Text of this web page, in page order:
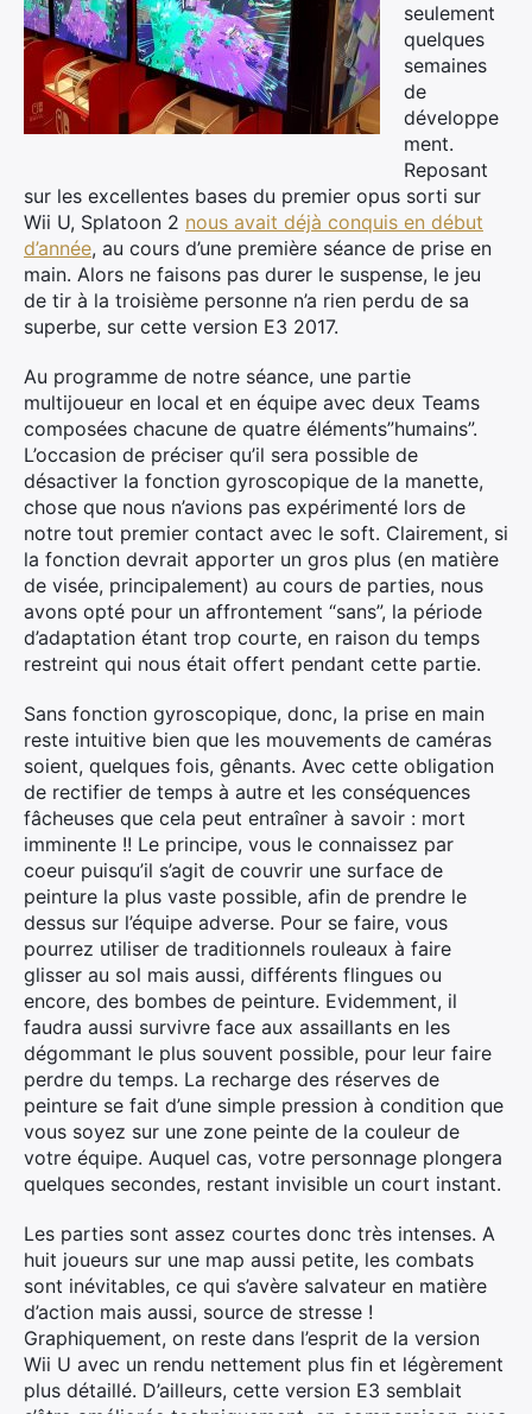
seulement
quelques
semaines
de
développe
ment.
Reposant
sur les excellentes bases du premier opus sorti sur
Wii U, Splatoon 2 nous avait déjà conquis en début
d’année, au cours d’une première séance de prise en
main. Alors ne faisons pas durer le suspense, le jeu
de tir à la troisième personne n’a rien perdu de sa
superbe, sur cette version E3 2017.
Au programme de notre séance, une partie
multijoueur en local et en équipe avec deux Teams
composées chacune de quatre éléments”humains”.
L’occasion de préciser qu’il sera possible de
désactiver la fonction gyroscopique de la manette,
chose que nous n’avions pas expérimenté lors de
notre tout premier contact avec le soft. Clairement, si
la fonction devrait apporter un gros plus (en matière
de visée, principalement) au cours de parties, nous
avons opté pour un affrontement “sans”, la période
d’adaptation étant trop courte, en raison du temps
restreint qui nous était offert pendant cette partie.
Sans fonction gyroscopique, donc, la prise en main
reste intuitive bien que les mouvements de caméras
soient, quelques fois, gênants. Avec cette obligation
de rectifier de temps à autre et les conséquences
fâcheuses que cela peut entraîner à savoir : mort
imminente !! Le principe, vous le connaissez par
coeur puisqu’il s’agit de couvrir une surface de
peinture la plus vaste possible, afin de prendre le
dessus sur l’équipe adverse. Pour se faire, vous
pourrez utiliser de traditionnels rouleaux à faire
glisser au sol mais aussi, différents flingues ou
encore, des bombes de peinture. Evidemment, il
faudra aussi survivre face aux assaillants en les
dégommant le plus souvent possible, pour leur faire
perdre du temps. La recharge des réserves de
peinture se fait d’une simple pression à condition que
vous soyez sur une zone peinte de la couleur de
votre équipe. Auquel cas, votre personnage plongera
quelques secondes, restant invisible un court instant.
Les parties sont assez courtes donc très intenses. A
huit joueurs sur une map aussi petite, les combats
sont inévitables, ce qui s’avère salvateur en matière
d’action mais aussi, source de stresse !
Graphiquement, on reste dans l’esprit de la version
Wii U avec un rendu nettement plus fin et légèrement
plus détaillé. D’ailleurs, cette version E3 semblait